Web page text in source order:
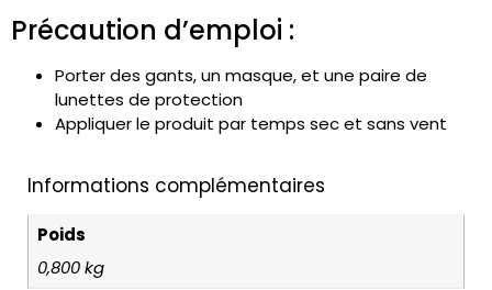
Précaution d’emploi :
Porter des gants, un masque, et une paire de
lunettes de protection
Appliquer le produit par temps sec et sans vent
Informations complémentaires
Poids
0,800 kg